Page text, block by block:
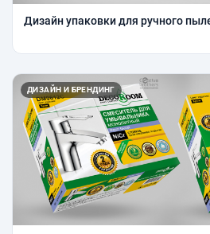
Дизайн упаковки для ручного
ДИЗАЙН И БРЕНДИНГ